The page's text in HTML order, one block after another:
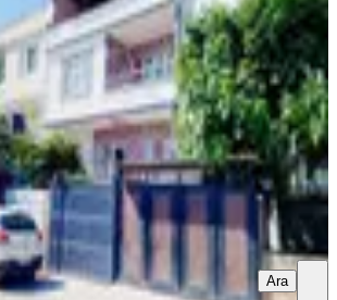
·160 m²·06.08.2026
₺
NİYAZİ KILIÇSALLAYAN
Ara